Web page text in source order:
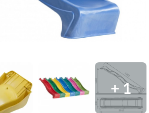
+ 1